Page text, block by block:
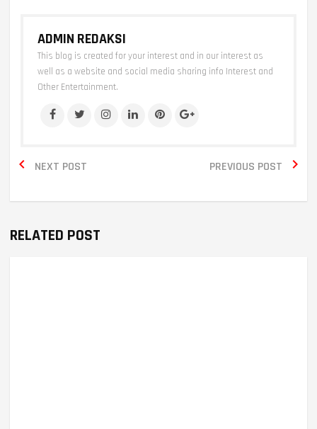
ADMIN REDAKSI
This blog is created for your interest and in our interest as
well as a website and social media sharing info Interest and
Other Entertainment.
NEXT POST
 PREVIOUS POST 
RELATED POST